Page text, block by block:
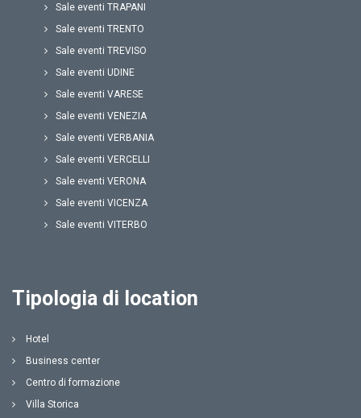
Sale eventi TRAPANI
Sale eventi TRENTO
Sale eventi TREVISO
Sale eventi UDINE
Sale eventi VARESE
Sale eventi VENEZIA
Sale eventi VERBANIA
Sale eventi VERCELLI
Sale eventi VERONA
Sale eventi VICENZA
Sale eventi VITERBO
Tipologia di location
Hotel
Business center
Centro di formazione
Villa Storica